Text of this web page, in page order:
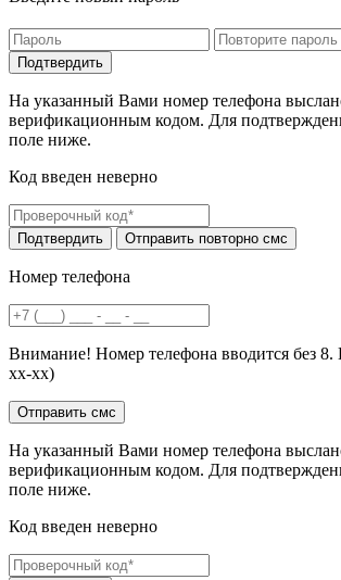
На указанный Вами номер телефона
верификационным кодом. Для
поле ниже.
Код введен неверно
Номер телефона
Внимание! Номер телефона вводится без
хх-хх)
На указанный Вами номер телефона
верификационным кодом. Для
поле ниже.
Код введен неверно